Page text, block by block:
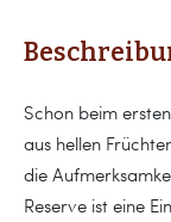
Schon beim
aus hellen
die
Reserve ist eine